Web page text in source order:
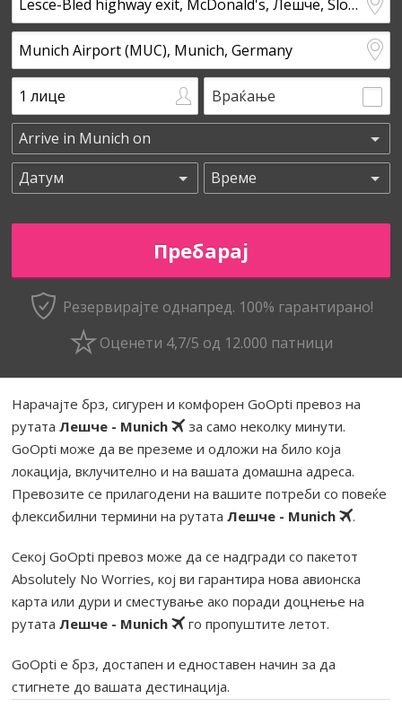
Враќање
Резервирајте однапред. 100% гарантирано!
Оценети 4,7/5 од 12.000 патници
Нарачајте брз, сигурен и комфорен GoOpti превоз на
рутатаЛешче - Munich
за само неколку минути.
GoOpti може да ве преземе и одложи на било која
локација, вклучително и на вашата домашна адреса.
Превозите се прилагодени на вашите потреби со повеќе
флексибилни термини на рутатаЛешче - Munich .
Секој GoOpti превоз може да се надгради со пакетот
Absolutely No Worries, кој ви гарантира нова авионска
карта или дури и сместување ако поради доцнење на
рутатаЛешче - Munich го пропуштите летот.
GoOpti е брз, достапен и едноставен начин за да
стигнете до вашата дестинација.